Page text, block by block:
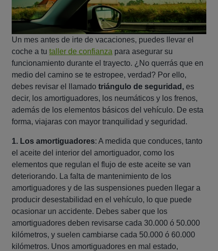
Un mes antes de irte de vacaciones, puedes llevar el
coche a tu taller de confianza para asegurar su
funcionamiento durante el trayecto. ¿No querrás que en
medio del camino se te estropee, verdad? Por ello,
debes revisar el llamado triángulo de seguridad, es
decir, los amortiguadores, los neumáticos y los frenos,
además de los elementos básicos del vehículo. De esta
forma, viajaras con mayor tranquilidad y seguridad.
1. Los amortiguadores: A medida que conduces, tanto
el aceite del interior del amortiguador, como los
elementos que regulan el flujo de este aceite se van
deteriorando. La falta de mantenimiento de los
amortiguadores y de las suspensiones pueden llegar a
producir desestabilidad en el vehículo, lo que puede
ocasionar un accidente. Debes saber que los
amortiguadores deben revisarse cada 30.000 ó 50.000
kilómetros, y suelen cambiarse cada 50.000 ó 60.000
kilómetros. Unos amortiguadores en mal estado,